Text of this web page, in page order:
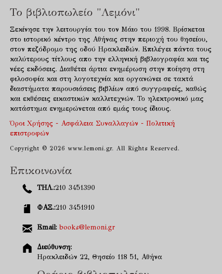
Το βιβλιοπωλείο "Λεμόνι"
Ξεκίνησε την λειτουργία του τον Μάιο του 1998. Βρίσκεται
στο ιστορικό κέντρο της Αθήνας στην περιοχή του θησείου,
στον πεζόδρομο της οδού Ηρακλειδών. Επιλέγει πάντα τους
καλύτερους τίτλους απο την ελληνική βιβλιογραφία και τις
νέες εκδόσεις. Διαθέτει άρτια ενημέρωση στην ποίηση στη
φιλοσοφία και στη λογοτεχνία και οργανώνει σε τακτά
διαστήματα παρουσιάσεις βιβλίων από συγγραφείς, καθώς
και εκθέσεις εικαστικών καλλιτεχνών. Το ηλεκτρονικό μας
κατάστημα ενημερώνεται από εμάς τους ίδιους.
Όροι Χρήσης - Ασφάλεια Συναλλαγών - Πολιτική
επιστροφών
Copyright © 2026 www.lemoni.gr. All Rights Reserved.
Επικοινωνία
ΤΗΛ.:210 3451390
ΦΑΞ.:210 3451910
Email: books@lemoni.gr
Διεύθυνση:
Ηρακλειδών 22, Θησείο 118 51, Αθήνα